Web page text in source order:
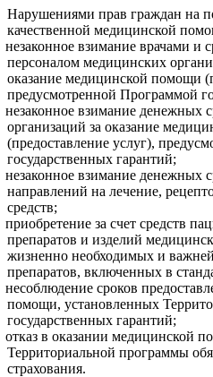
Нарушениями прав граждан на
качественной медицинской
незаконное взимание врачами и
персоналом медицинских
оказание медицинской помощи
предусмотренной Программой
незаконное взимание денежных
организаций за оказание
(предоставление услуг),
государственных гарантий;
незаконное взимание денежных
направлений на лечение,
средств;
приобретение за счет средств
препаратов и изделий
жизненно необходимых и
препаратов, включенных в
несоблюдение сроков
помощи, установленных
государственных гарантий;
отказ в оказании медицинской
Территориальной программы
страхования.